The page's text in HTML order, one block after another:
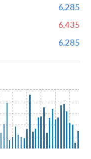
6,285
6,435
6,285